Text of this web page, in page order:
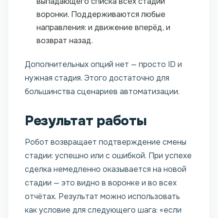
воронки. Поддерживаются любые
направления: и движение вперёд, и
возврат назад.
Дополнительных опций нет — просто ID и
нужная стадия. Этого достаточно для
большинства сценариев автоматизации.
Результат работы
Робот возвращает подтверждение смены
стадии: успешно или с ошибкой. При успехе
сделка немедленно оказывается на новой
стадии — это видно в воронке и во всех
отчётах. Результат можно использовать
как условие для следующего шага: «если